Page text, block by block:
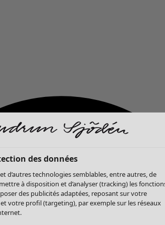
des données
d’autres technologies semblables, entre autres, de
à disposition et d’analyser (tracking) les
des publicités adaptées, reposant sur votre
votre profil (targeting), par exemple sur les réseaux